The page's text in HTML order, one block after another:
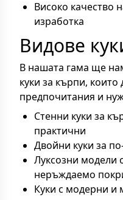
Високо качество
изработка
Видове
В нашата гама ще
куки за кърпи,
предпочитания и
Стенни куки за
практични
Двойни куки за
Луксозни модели
неръждаемо
Куки с модерни